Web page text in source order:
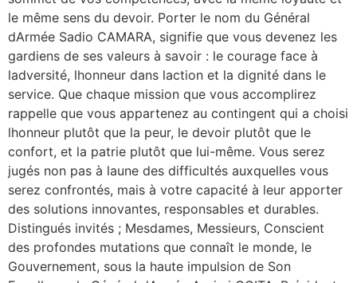
le même sens du devoir. Porter le nom du Général
dArmée Sadio CAMARA, signifie que vous devenez les
gardiens de ses valeurs à savoir : le courage face à
ladversité, lhonneur dans laction et la dignité dans le
service. Que chaque mission que vous accomplirez
rappelle que vous appartenez au contingent qui a choisi
lhonneur plutôt que la peur, le devoir plutôt que le
confort, et la patrie plutôt que lui-même. Vous serez
jugés non pas à laune des difficultés auxquelles vous
serez confrontés, mais à votre capacité à leur apporter
des solutions innovantes, responsables et durables.
Distingués invités ; Mesdames, Messieurs, Conscient
des profondes mutations que connaît le monde, le
Gouvernement, sous la haute impulsion de Son